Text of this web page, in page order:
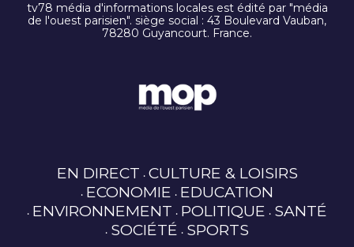
tv78 média d'informations locales est édité par "média
de l'ouest parisien". siège social : 43 Boulevard Vauban,
78280 Guyancourt. France.
EN DIRECT CULTURE & LOISIRS
ECONOMIE EDUCATION
ENVIRONNEMENT POLITIQUE SANTÉ
SOCIÉTÉ SPORTS